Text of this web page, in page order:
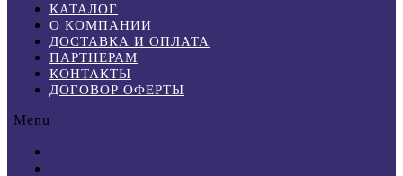
КАТАЛОГ
О КОМПАНИИ
ДОСТАВКА И ОПЛАТА
ПАРТНЕРАМ
КОНТАКТЫ
ДОГОВОР ОФЕРТЫ
Menu